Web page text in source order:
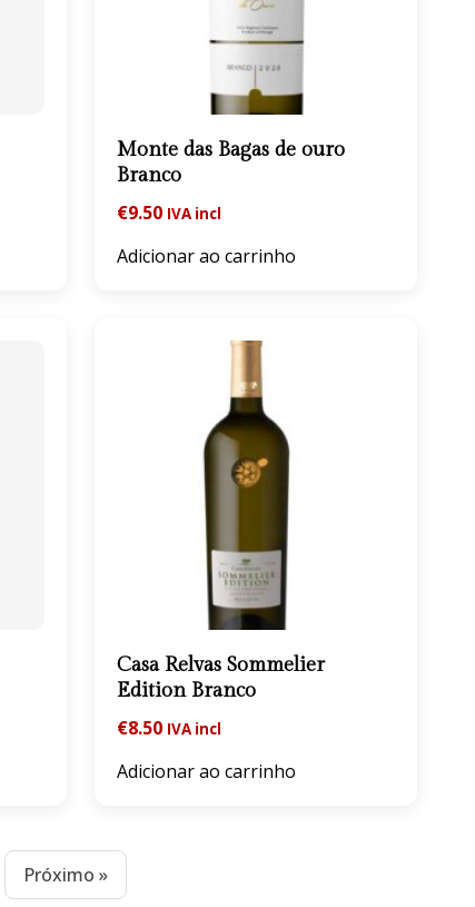
Monte das Bagas de ouro
Branco
€9.50 IVA incl
Adicionar ao carrinho
Casa Relvas Sommelier
Edition Branco
€8.50 IVA incl
Adicionar ao carrinho
Próximo »